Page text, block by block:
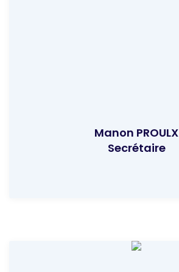
Manon PROULX
Secrétaire